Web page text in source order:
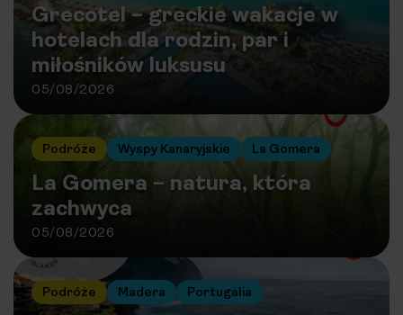
Grecotel – greckie wakacje w
hotelach dla rodzin, par i
miłośników luksusu
05/08/2026
Podróże Wyspy Kanaryjskie La Gomera
La Gomera – natura, która
zachwyca
05/08/2026
Podróże Madera Portugalia